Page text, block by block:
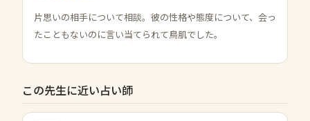
片思いの相手について相談。彼の性格や態度について、会っ
たこともないのに言い当てられて鳥肌でした。
この先生に近い占い師